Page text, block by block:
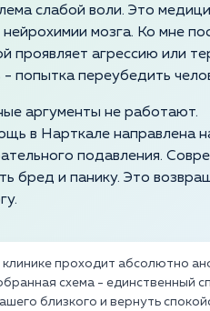
слабой воли. Это
мозга. Ко мне
агрессию или
попытка переубедить
аргументы не работают.
в Нарткале направлена
подавления.
бред и панику. Это
проходит абсолютно
схема - единственный
близкого и вернуть